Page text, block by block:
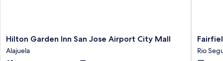
Hilton
Garden
Inn
Hilton Garden Inn San Jose Airport City Mall
Alajuela
Fairfield
by
Marriott
Rio